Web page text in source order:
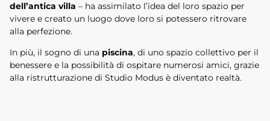
dell’antica villa – ha assimilato l’idea del loro spazio per
vivere e creato un luogo dove loro si potessero ritrovare
alla perfezione.
In più, il sogno di una piscina, di uno spazio collettivo per il
benessere e la possibilità di ospitare numerosi amici, grazie
alla ristrutturazione di Studio Modus è diventato realtà.